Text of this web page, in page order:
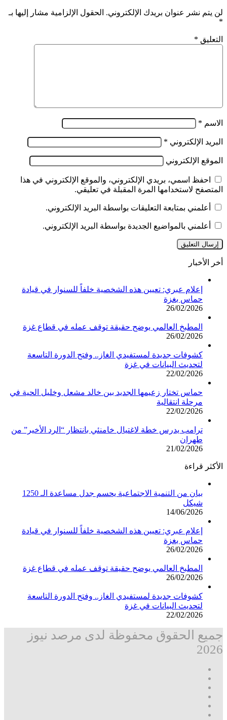
لن يتم نشر عنوان بريدك الإلكتروني. الحقول الإلزامية مشار إليها بـ
*
التعليق *
الاسم *
البريد الإلكتروني *
الموقع الإلكتروني
احفظ اسمي، بريدي الإلكتروني، والموقع الإلكتروني في هذا
المتصفح لاستخدامها المرة المقبلة في تعليقي.
أعلمني بمتابعة التعليقات بواسطة البريد الإلكتروني.
أعلمني بالمواضيع الجديدة بواسطة البريد الإلكتروني.
أخر الأخبار
إعلام عبري: تعيين هذه الشخصية خلفاً للسنوار في قيادة
حماس بغزة
26/02/2026
المطبخ العالمي يوضح حقيقة توقف عمله في قطاع غزة
26/02/2026
كشوفات جديدة لمستفيدي الغاز.. وفتح الدورة التاسعة
لتحديث البيانات في غزة
22/02/2026
حماس تختار زعيمها الجديد بين خالد مشعل وخليل الحية في
مرحلة انتقالية
22/02/2026
ترامب يدرس خطة لاغتيال خامنئي بانتظار “الرد الأخير” من
طهران
21/02/2026
الأكثر قراءة
بيان من التنمية الاجتماعية يحسم جدل مساعدة الـ 1250
شيكل
14/06/2026
إعلام عبري: تعيين هذه الشخصية خلفاً للسنوار في قيادة
حماس بغزة
26/02/2026
المطبخ العالمي يوضح حقيقة توقف عمله في قطاع غزة
26/02/2026
كشوفات جديدة لمستفيدي الغاز.. وفتح الدورة التاسعة
لتحديث البيانات في غزة
22/02/2026
جميع الحقوق محفوظة لدى مرصد نيوز
2026